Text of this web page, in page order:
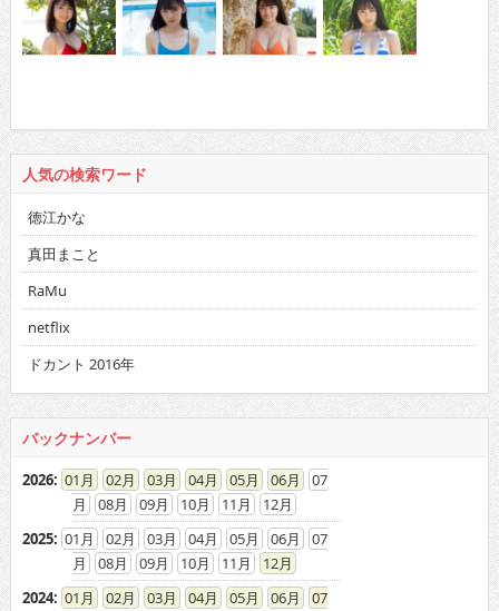
人気の検索ワード
徳江かな
真田まこと
RaMu
netflix
ドカント 2016年
バックナンバー
2026: 01 02 03 04 05 06
07
08
09 10 11
12
2025: 01 02 03 04 05 06
07
08
09 10 11
12
2024: 01 02 03 04 05 06
07